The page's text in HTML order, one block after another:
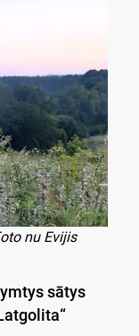
nu Evijis
sātys
“